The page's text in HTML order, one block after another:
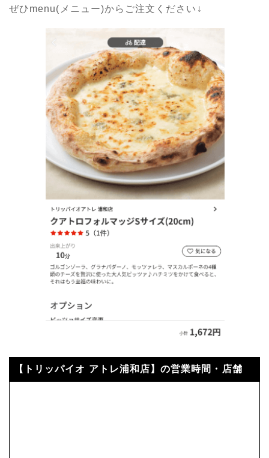
ぜひmenu(メニュー)からご注文ください↓
【トリッパイオ アトレ浦和店】の営業時間・店舗